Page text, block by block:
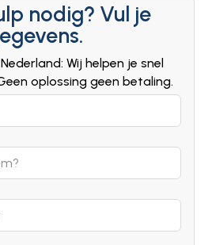
nodig? Vul je
Wij helpen je snel
oplossing geen betaling.